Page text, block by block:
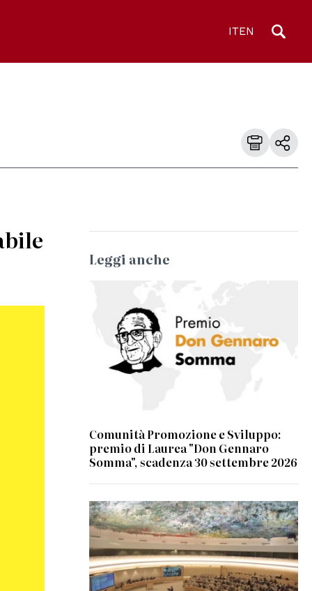
ITEN
Leggi anche
Comunità Promozione e Sviluppo:
premio di Laurea "Don Gennaro
Somma", scadenza 30 settembre 2026
© UN Photo/Jess Hoffman